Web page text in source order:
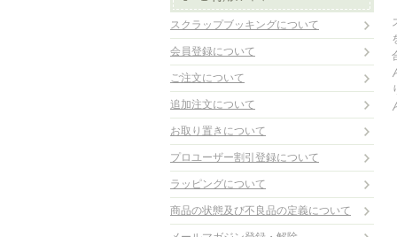
スクラップブッキングについて
会員登録について
ご注文について
追加注文について
お取り置きについて
プロユーザー割引登録について
ラッピングについて
商品の状態及び不良品の定義について